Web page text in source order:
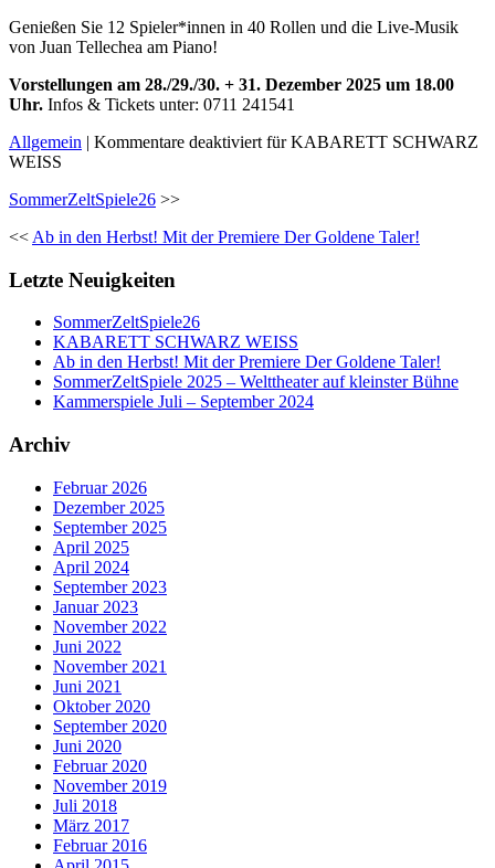
Genießen Sie 12 Spieler*innen in 40 Rollen und die Live-Musik
von Juan Tellechea am Piano!
Vorstellungen am 28./29./30. + 31. Dezember 2025 um 18.00
Uhr. Infos & Tickets unter: 0711 241541
Allgemein | Kommentare deaktiviert für KABARETT SCHWARZ
WEISS
SommerZeltSpiele26 >>
<< Ab in den Herbst! Mit der Premiere Der Goldene Taler!
Letzte Neuigkeiten
SommerZeltSpiele26
KABARETT SCHWARZ WEISS
Ab in den Herbst! Mit der Premiere Der Goldene Taler!
SommerZeltSpiele 2025 – Welttheater auf kleinster Bühne
Kammerspiele Juli – September 2024
Archiv
Februar 2026
Dezember 2025
September 2025
April 2025
April 2024
September 2023
Januar 2023
November 2022
Juni 2022
November 2021
Juni 2021
Oktober 2020
September 2020
Juni 2020
Februar 2020
November 2019
Juli 2018
März 2017
Februar 2016